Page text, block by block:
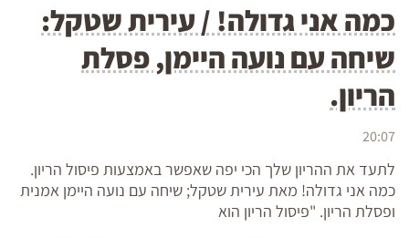
כמה אני גדולה! / עירית שטקל:
שיחה עם נועה היימן, פסלת
הריון.
20:07
לתעד את ההריון שלך הכי יפה שאפשר באמצעות פיסול הריון.
כמה אני גדולה! מאת עירית שטקל; שיחה עם נועה היימן אמנית
ופסלת הריון. "פיסול הריון הוא